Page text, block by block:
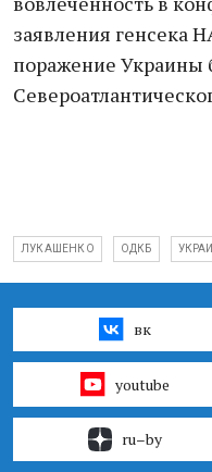
заявления генсека
поражение Украины
ЛУКАШЕНКО ОДКБ
вк
youtube
ru–by